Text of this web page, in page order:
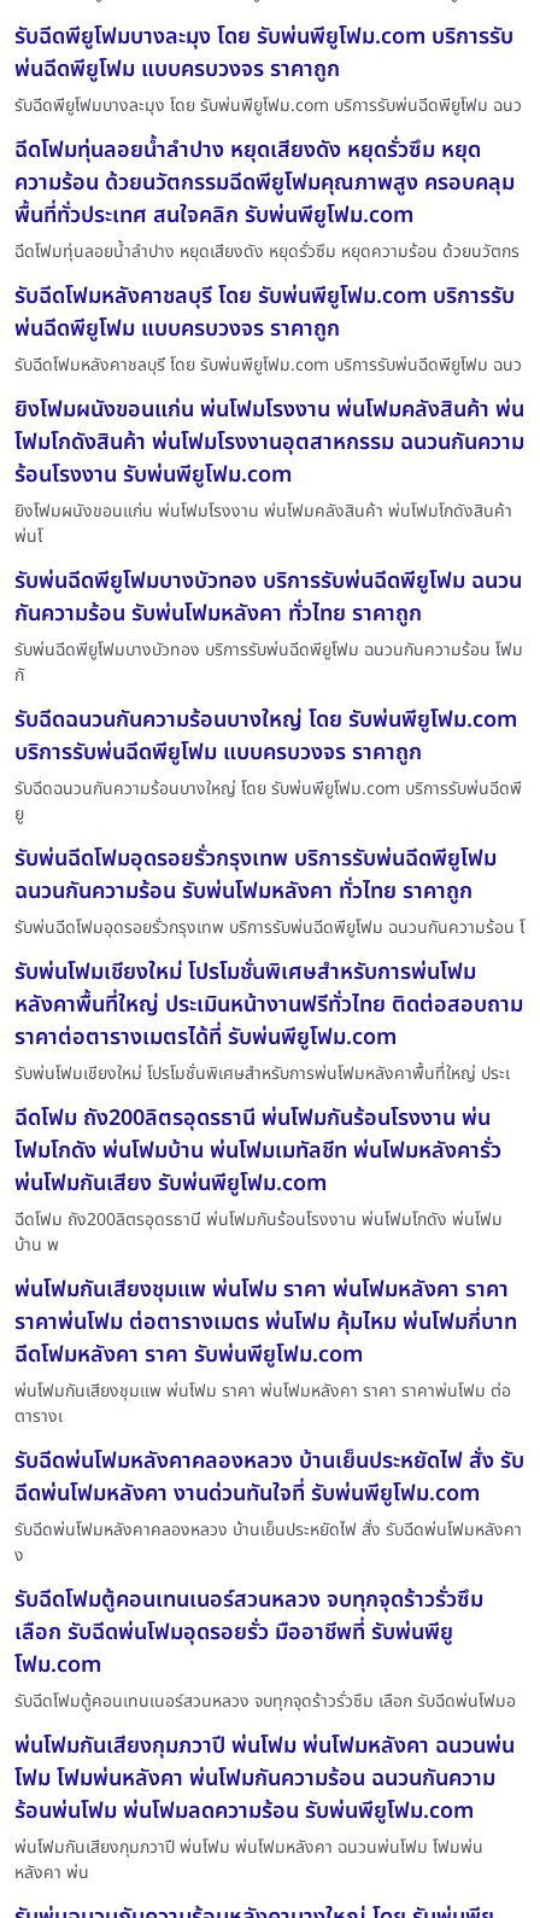
รับฉีดพียูโฟมบางละมุง โดย รับพ่นพียูโฟม.com บริการรับ
พ่นฉีดพียูโฟม แบบครบวงจร ราคาถูก
รับฉีดพียูโฟมบางละมุง โดย รับพ่นพียูโฟม.com บริการรับพ่นฉีดพียูโฟม ฉนว
ฉีดโฟมทุ่นลอยน้ำลำปาง หยุดเสียงดัง หยุดรั่วซึม หยุด
ความร้อน ด้วยนวัตกรรมฉีดพียูโฟมคุณภาพสูง ครอบคลุม
พื้นที่ทั่วประเทศ สนใจคลิก รับพ่นพียูโฟม.com
ฉีดโฟมทุ่นลอยน้ำลำปาง หยุดเสียงดัง หยุดรั่วซึม หยุดความร้อน ด้วยนวัตกร
รับฉีดโฟมหลังคาชลบุรี โดย รับพ่นพียูโฟม.com บริการรับ
พ่นฉีดพียูโฟม แบบครบวงจร ราคาถูก
รับฉีดโฟมหลังคาชลบุรี โดย รับพ่นพียูโฟม.com บริการรับพ่นฉีดพียูโฟม ฉนว
ยิงโฟมผนังขอนแก่น พ่นโฟมโรงงาน พ่นโฟมคลังสินค้า พ่น
โฟมโกดังสินค้า พ่นโฟมโรงงานอุตสาหกรรม ฉนวนกันความ
ร้อนโรงงาน รับพ่นพียูโฟม.com
ยิงโฟมผนังขอนแก่น พ่นโฟมโรงงาน พ่นโฟมคลังสินค้า พ่นโฟมโกดังสินค้า
พ่นโ
รับพ่นฉีดพียูโฟมบางบัวทอง บริการรับพ่นฉีดพียูโฟม ฉนวน
กันความร้อน รับพ่นโฟมหลังคา ทั่วไทย ราคาถูก
รับพ่นฉีดพียูโฟมบางบัวทอง บริการรับพ่นฉีดพียูโฟม ฉนวนกันความร้อน โฟม
กั
รับฉีดฉนวนกันความร้อนบางใหญ่ โดย รับพ่นพียูโฟม.com
บริการรับพ่นฉีดพียูโฟม แบบครบวงจร ราคาถูก
รับฉีดฉนวนกันความร้อนบางใหญ่ โดย รับพ่นพียูโฟม.com บริการรับพ่นฉีดพี
ยู
รับพ่นฉีดโฟมอุดรอยรั่วกรุงเทพ บริการรับพ่นฉีดพียูโฟม
ฉนวนกันความร้อน รับพ่นโฟมหลังคา ทั่วไทย ราคาถูก
รับพ่นฉีดโฟมอุดรอยรั่วกรุงเทพ บริการรับพ่นฉีดพียูโฟม ฉนวนกันความร้อน โ
รับพ่นโฟมเชียงใหม่ โปรโมชั่นพิเศษสำหรับการพ่นโฟม
หลังคาพื้นที่ใหญ่ ประเมินหน้างานฟรีทั่วไทย ติดต่อสอบถาม
ราคาต่อตารางเมตรได้ที่ รับพ่นพียูโฟม.com
รับพ่นโฟมเชียงใหม่ โปรโมชั่นพิเศษสำหรับการพ่นโฟมหลังคาพื้นที่ใหญ่ ประเ
ฉีดโฟม ถัง200ลิตรอุดรธานี พ่นโฟมกันร้อนโรงงาน พ่น
โฟมโกดัง พ่นโฟมบ้าน พ่นโฟมเมทัลชีท พ่นโฟมหลังคารั่ว
พ่นโฟมกันเสียง รับพ่นพียูโฟม.com
ฉีดโฟม ถัง200ลิตรอุดรธานี พ่นโฟมกันร้อนโรงงาน พ่นโฟมโกดัง พ่นโฟม
บ้าน พ
พ่นโฟมกันเสียงชุมแพ พ่นโฟม ราคา พ่นโฟมหลังคา ราคา
ราคาพ่นโฟม ต่อตารางเมตร พ่นโฟม คุ้มไหม พ่นโฟมกี่บาท
ฉีดโฟมหลังคา ราคา รับพ่นพียูโฟม.com
พ่นโฟมกันเสียงชุมแพ พ่นโฟม ราคา พ่นโฟมหลังคา ราคา ราคาพ่นโฟม ต่อ
ตารางเ
รับฉีดพ่นโฟมหลังคาคลองหลวง บ้านเย็นประหยัดไฟ สั่ง รับ
ฉีดพ่นโฟมหลังคา งานด่วนทันใจที่ รับพ่นพียูโฟม.com
รับฉีดพ่นโฟมหลังคาคลองหลวง บ้านเย็นประหยัดไฟ สั่ง รับฉีดพ่นโฟมหลังคา
ง
รับฉีดโฟมตู้คอนเทนเนอร์สวนหลวง จบทุกจุดร้าวรั่วซึม
เลือก รับฉีดพ่นโฟมอุดรอยรั่ว มืออาชีพที่ รับพ่นพียู
โฟม.com
รับฉีดโฟมตู้คอนเทนเนอร์สวนหลวง จบทุกจุดร้าวรั่วซึม เลือก รับฉีดพ่นโฟมอ
พ่นโฟมกันเสียงกุมภวาปี พ่นโฟม พ่นโฟมหลังคา ฉนวนพ่น
โฟม โฟมพ่นหลังคา พ่นโฟมกันความร้อน ฉนวนกันความ
ร้อนพ่นโฟม พ่นโฟมลดความร้อน รับพ่นพียูโฟม.com
พ่นโฟมกันเสียงกุมภวาปี พ่นโฟม พ่นโฟมหลังคา ฉนวนพ่นโฟม โฟมพ่น
หลังคา พ่น